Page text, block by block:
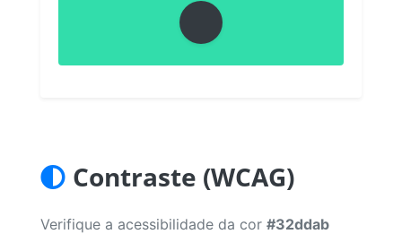
Contraste (WCAG)
Verifique a acessibilidade da cor #32ddab